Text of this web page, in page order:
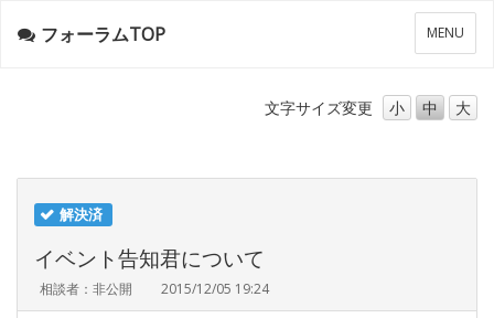
メ
ニ
ー
MENU
フォーラムTOP
文字サイズ変更 小 中 大
解決済
イベント告知君について
相談者：非公開 2015/12/05 19:24